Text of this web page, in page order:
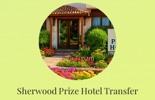
Sherwood Prize Hotel Transfer